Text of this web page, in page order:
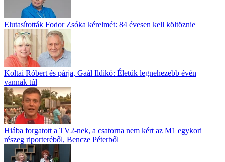
Elutasították Fodor Zsóka kérelmét: 84 évesen kell költöznie
Koltai Róbert és párja, Gaál Ildikó: Életük legnehezebb évén
vannak túl
Hiába forgatott a TV2-nek, a csatorna nem kért az M1 egykori
részeg riporteréből, Bencze Péterből